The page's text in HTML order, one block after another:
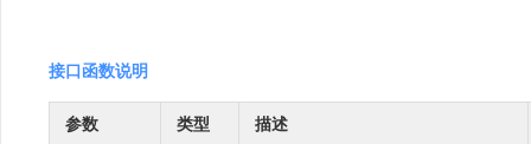
接口函数说明
参数 类型 描述